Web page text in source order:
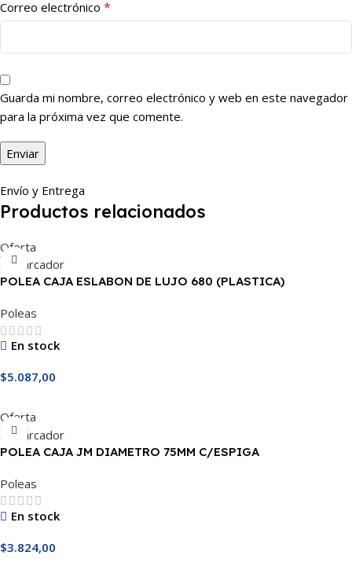
Correo electrónico *
Guarda mi nombre, correo electrónico y web en este navegador
para la próxima vez que comente.
Envío y Entrega
Productos relacionados
Oferta
POLEA CAJA ESLABON DE LUJO 680 (PLASTICA)
Poleas
En stock
$5.087,00
Oferta
POLEA CAJA JM DIAMETRO 75MM C/ESPIGA
Poleas
En stock
$3.824,00